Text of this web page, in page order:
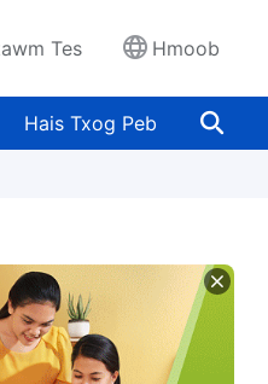
Tes Hmoob
Hais Txog Peb